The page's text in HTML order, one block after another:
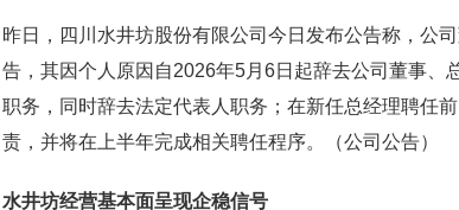
昨日，四川水井坊股份有限公司今日发布公告称，公
告，其因个人原因自2026年5月6日起辞去公司董事、
职务，同时辞去法定代表人职务；在新任总经理聘任
责，并将在上半年完成相关聘任程序。（公司公告）
水井坊经营基本面呈现企稳信号